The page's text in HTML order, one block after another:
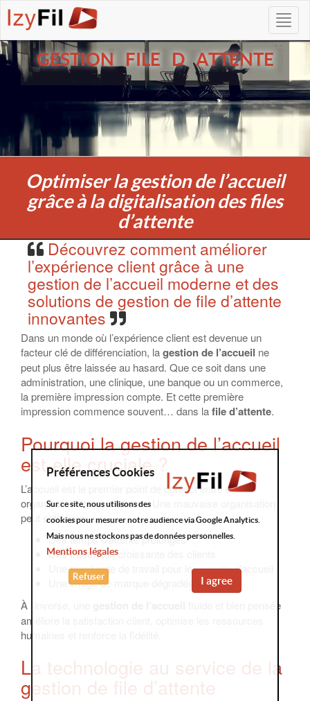
GESTION FILE D ATTENTE
Optimiser la gestion de l’accueil
grâce à la digitalisation des files
d’attente
Découvrez comment améliorer
l’expérience client grâce à une
gestion de l’accueil moderne et des
solutions de gestion de file d’attente
innovantes
Dans un monde où l’expérience client est devenue un
facteur clé de différenciation, lagestion de l’accueil ne
peut plus être laissée au hasard. Que ce soit dans une
administration, une clinique, une banque ou un commerce,
la première impression compte. Et cette première
impression commence souvent… dans lafile d’attente.
Pourquoi la gestion de l’accueil
est-elle cruciale ?
L’accueil est le premier point de contact entre une
organisation et ses visiteurs. Une mauvaise organisation
peut entraîner :
Des temps d’attente prolongés
Une frustration croissante des clients
Une surcharge de travail pour les agents d’accueil
Une image de marque dégradée
À l’inverse, une
fluide et bien pensée
améliore la satisfaction client, optimise les ressources
humaines et renforce la fidélité.
La technologie au service de la
gestion de file d’attente
Préférences Cookies
Sur ce site, nous utilisons des
cookies pour mesurer notre audience via Google Analytics.
Mais nous ne stockons pas de données personnelles.
Mentions légales
I agree
Refuser